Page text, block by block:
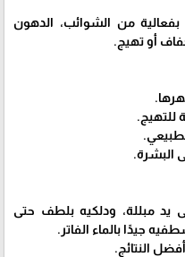
بفعالية من الشوائب، الدهون
أو تهيج.
البشرة.
مبللة، ودلكيه بلطف حتى
جيدًا بالماء الفاتر.
النتائج.